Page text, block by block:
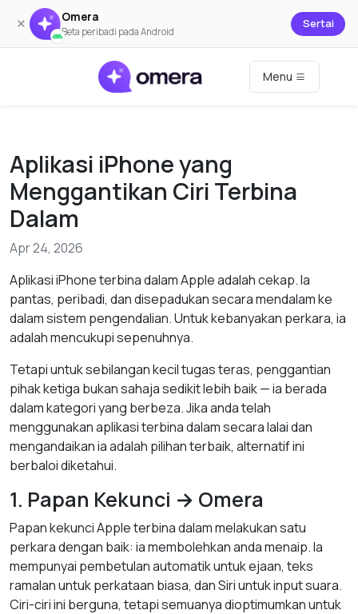
× Omera
Beta peribadi pada Android
Sertai
Menu
Aplikasi iPhone yang
Menggantikan Ciri Terbina
Dalam
Apr 24, 2026
Aplikasi iPhone terbina dalam Apple adalah cekap. Ia
pantas, peribadi, dan disepadukan secara mendalam ke
dalam sistem pengendalian. Untuk kebanyakan perkara, ia
adalah mencukupi sepenuhnya.
Tetapi untuk sebilangan kecil tugas teras, penggantian
pihak ketiga bukan sahaja sedikit lebih baik — ia berada
dalam kategori yang berbeza. Jika anda telah
menggunakan aplikasi terbina dalam secara lalai dan
mengandaikan ia adalah pilihan terbaik, alternatif ini
berbaloi diketahui.
1. Papan Kekunci → Omera
Papan kekunci Apple terbina dalam melakukan satu
perkara dengan baik: ia membolehkan anda menaip. Ia
mempunyai pembetulan automatik untuk ejaan, teks
ramalan untuk perkataan biasa, dan Siri untuk input suara.
Ciri-ciri ini berguna, tetapi semuanya dioptimumkan untuk